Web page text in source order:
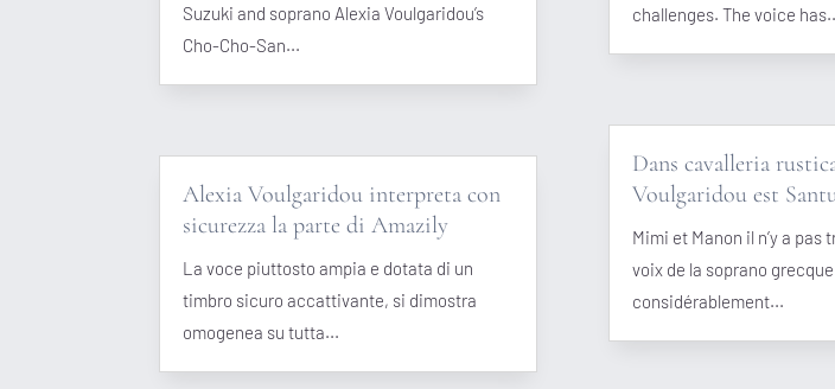
Suzuki and soprano Alexia Voulgaridou’s
Cho-Cho-San...
Alexia Voulgaridou interpreta con
sicurezza la parte di Amazily
La voce piuttosto ampia e dotata di un
timbro sicuro accattivante, si dimostra
omogenea su tutta...
challenges. The voice
Dans cavalleria
Voulgaridou est
Mimi et Manon il n’y a pas
voix de la soprano grecque
considérablement...